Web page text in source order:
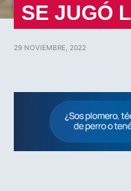
SE JUGÓ
29 NOVIEMBRE, 2022